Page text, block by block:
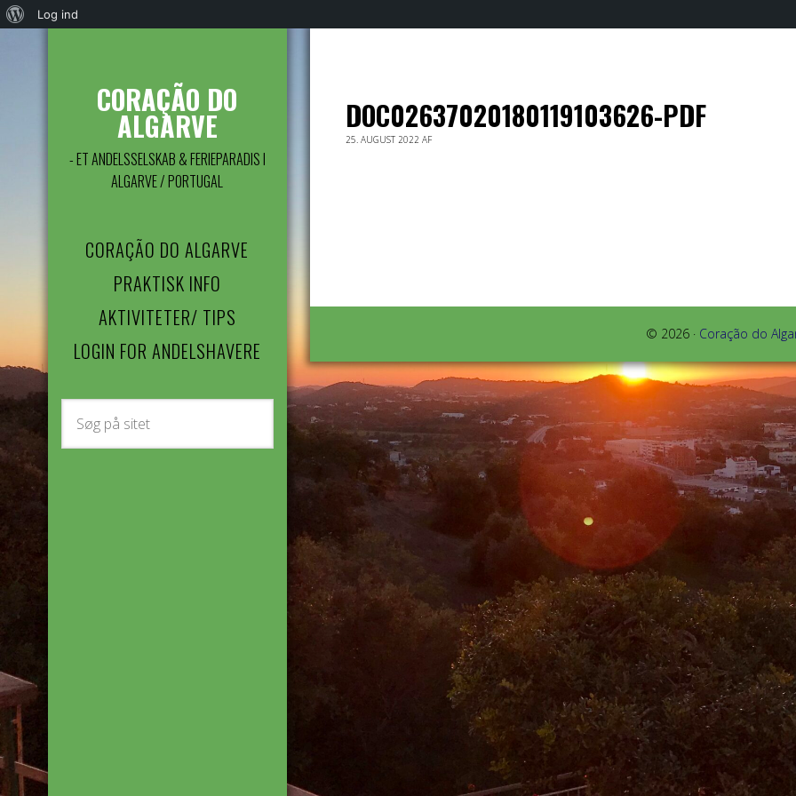
OmLog ind
CORAÇÃO DO
ALGARVE
- ET ANDELSSELSKAB & FERIEPARADIS I
ALGARVE / PORTUGAL
CORAÇÃO DO ALGARVE
PRAKTISK INFO
AKTIVITETER/ TIPS
LOGIN FOR ANDELSHAVERE
DOC02637020180119103626-PDF
25. AUGUST 2022 AF
© 2026 · Coração do